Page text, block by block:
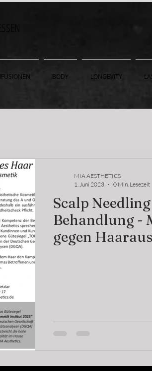
BODY LONGEVITY
Scalp
Behandlung -
gegen
MIA AESTHETICS
1. Juni 2023
0 Min. Lesezeit